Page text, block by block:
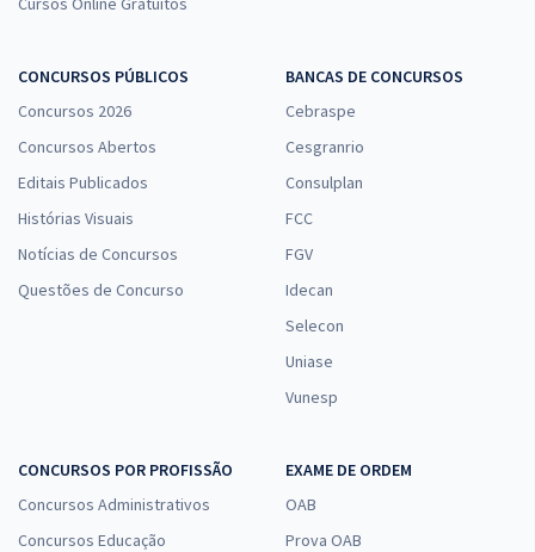
CONCURSOS PÚBLICOS
Concursos 2026
Concursos Abertos
Editais Publicados
Histórias Visuais
Notícias de Concursos
Questões de Concurso
BANCAS DE CONCURSOS
Cebraspe
Cesgranrio
Consulplan
FCC
FGV
Idecan
Selecon
Uniase
Vunesp
CONCURSOS POR PROFISSÃO
Concursos Administrativos
Concursos Educação
EXAME DE ORDEM
OAB
Prova OAB